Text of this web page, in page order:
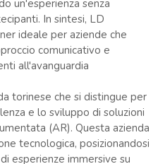
un'esperienza senza
In sintesi, LD
ideale per aziende che
comunicativo e
all'avanguardia​
torinese che si distingue per
e lo sviluppo di soluzioni
(AR). Questa azienda
tecnologica, posizionandosi
esperienze immersive su